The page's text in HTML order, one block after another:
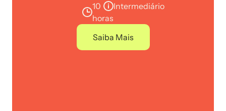
10
horas
Intermediário
Saiba Mais